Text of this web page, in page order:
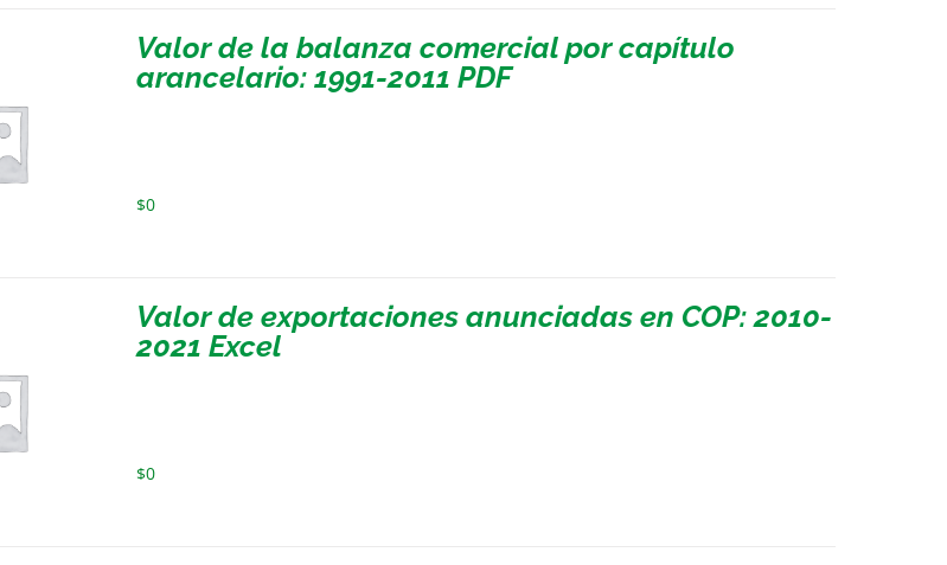
Valor de la balanza comercial por capítulo
arancelario: 1991-2011 PDF
$0
Valor de exportaciones anunciadas en COP: 2010-
2021 Excel
$0